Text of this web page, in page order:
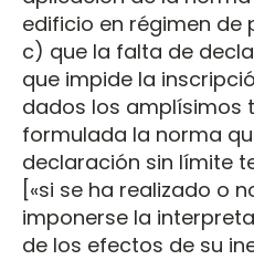
edificio en régimen de
c) que la falta de
que impide la
dados los amplísimos
formulada la norma
declaración sin límite
[«si se ha realizado o
imponerse la
de los efectos de su